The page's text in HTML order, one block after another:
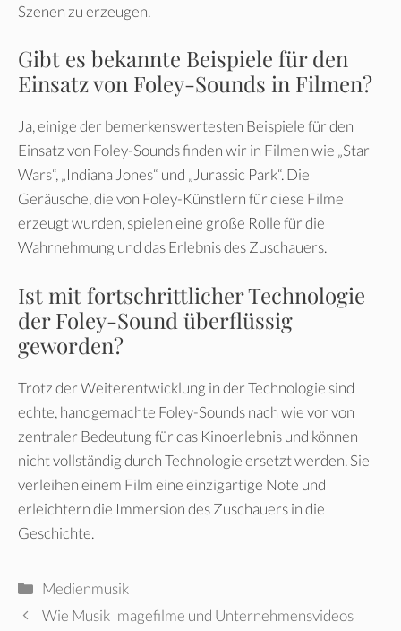
Szenen zu erzeugen.
Gibt es bekannte Beispiele für den
Einsatz von Foley-Sounds in Filmen?
Ja, einige der bemerkenswertesten Beispiele für den
Einsatz von Foley-Sounds finden wir in Filmen wie „Star
Wars“, „Indiana Jones“ und „Jurassic Park“. Die
Geräusche, die von Foley-Künstlern für diese Filme
erzeugt wurden, spielen eine große Rolle für die
Wahrnehmung und das Erlebnis des Zuschauers.
Ist mit fortschrittlicher Technologie
der Foley-Sound überflüssig
geworden?
Trotz der Weiterentwicklung in der Technologie sind
echte, handgemachte Foley-Sounds nach wie vor von
zentraler Bedeutung für das Kinoerlebnis und können
nicht vollständig durch Technologie ersetzt werden. Sie
verleihen einem Film eine einzigartige Note und
erleichtern die Immersion des Zuschauers in die
Geschichte.
Kategorien
Medienmusik
Wie Musik Imagefilme und Unternehmensvideos